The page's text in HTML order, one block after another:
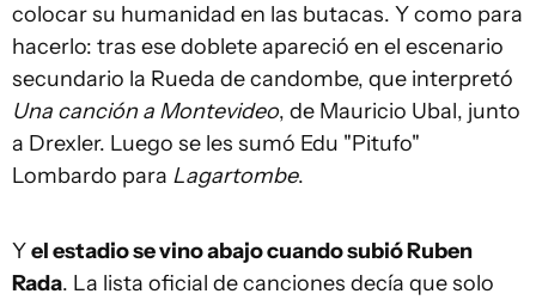
colocar su humanidad en las butacas. Y como para
hacerlo: tras ese doblete apareció en el escenario
secundario la Rueda de candombe, que interpretó
Una canción a Montevideo, de Mauricio Ubal, junto
a Drexler. Luego se les sumó Edu "Pitufo"
Lombardo para Lagartombe.
Yel estadio se vino abajo cuando subió Ruben
Rada. La lista oficial de canciones decía que solo